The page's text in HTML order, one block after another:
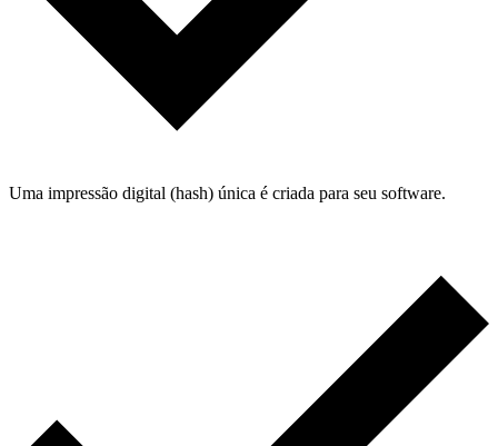
Uma impressão digital (hash) única é criada para seu software.